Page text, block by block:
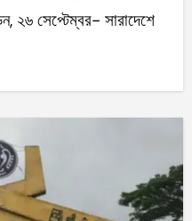
২৬ সেপ্টেম্বর- সারাদেশে